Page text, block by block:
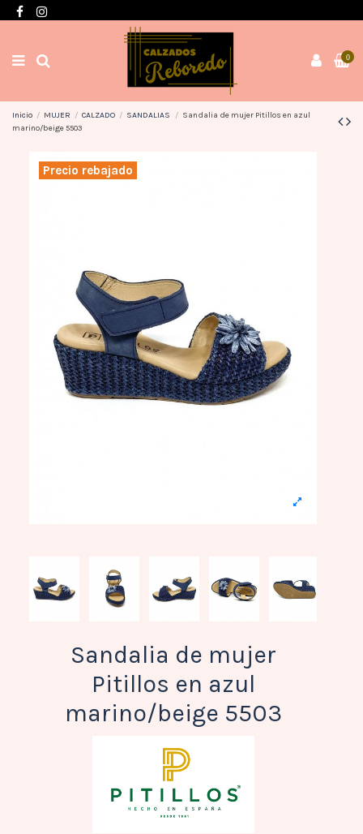
0
Inicio MUJER CALZADO SANDALIAS
Sandalia de mujer Pitillos en azul
marino/beige 5503
Precio rebajado
Sandalia de mujer
Pitillos en azul
marino/beige 5503